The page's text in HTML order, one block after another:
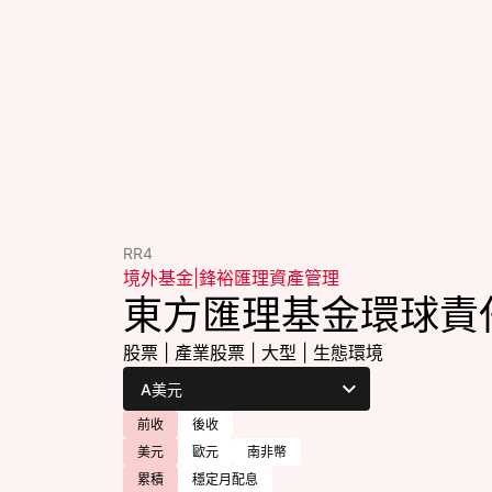
RR4
境外基金 鋒裕匯理資產管理
東方匯理基金環球責
股票 產業股票 大型 生態環境
前收
後收
美元
歐元
南非幣
累積
穩定月配息